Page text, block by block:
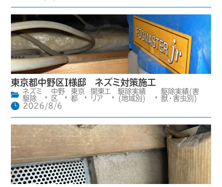
東京都中野区I様邸 ネズミ対策施工
ネズミ
駆除
,
中野
区
,
東京
都
,
関東エ
リア
,
駆除実績
(地域別)
,
駆除実績(害
獣・害虫別)
2026/8/6